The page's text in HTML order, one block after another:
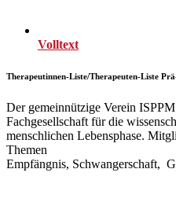
Volltext
Therapeutinnen-Liste/Therapeuten-Liste
Der gemeinnützige Verein
Fachgesellschaft für die
menschlichen Lebensphase.
Themen
Empfängnis, Schwangerschaft,